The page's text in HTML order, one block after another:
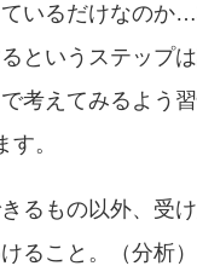
いるだけなの
いうステップ
考えてみるよう
す。
るもの以外、受
ること。（分析）